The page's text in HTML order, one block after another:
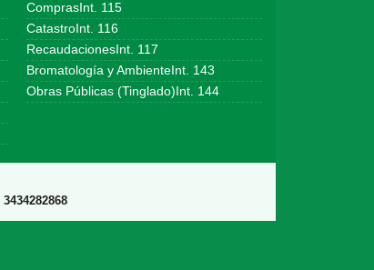
ComprasInt. 115
CatastroInt. 116
RecaudacionesInt. 117
Bromatología y AmbienteInt. 143
Obras Públicas (Tinglado)Int. 144
3434282868